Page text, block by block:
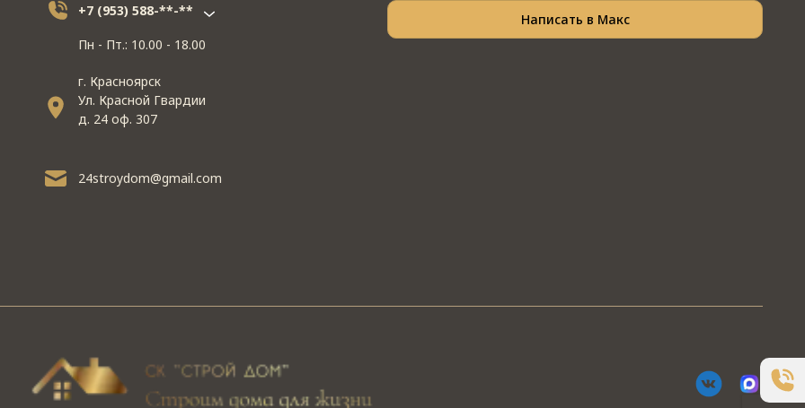
+7 (953) 588-**-**
Пн - Пт.: 10.00 - 18.00
г. Красноярск
Ул. Красной Гвардии
д. 24 оф. 307
24stroydom@gmail.com
Написать в Макс